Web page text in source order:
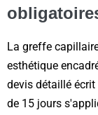
La greffe
esthétique
devis détaillé
de 15 jours